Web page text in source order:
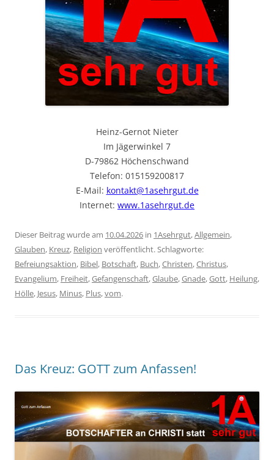
Heinz-Gernot Nieter
Im Jägerwinkel 7
D-79862 Höchenschwand
Telefon: 015159200817
E-Mail: kontakt@1asehrgut.de
Internet: www.1asehrgut.de
Dieser Beitrag wurde am 10.04.2026 in 1Asehrgut,Allgemein,
Glauben, Kreuz, Religion veröffentlicht. Schlagworte:
Befreiungsaktion, Bibel, Botschaft, Buch,Christen,Christus,
Evangelium, Freiheit,Gefangenschaft,Glaube,Gnade,Gott, Heilung,
Hölle, Jesus, Minus, Plus,vom.
Das Kreuz: GOTT zum Anfassen!